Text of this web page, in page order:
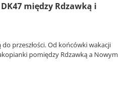
między Rdzawką i
przeszłości. Od końcówki wakacji
pomiędzy Rdzawką a Nowym